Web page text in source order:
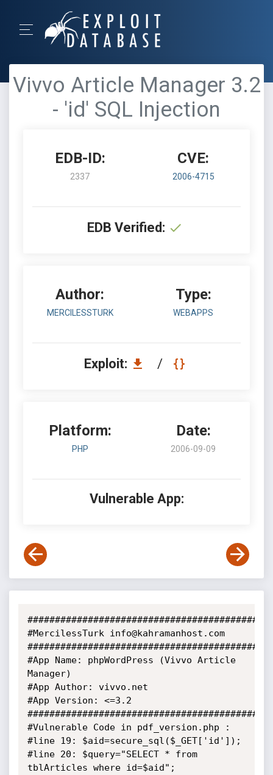
Vivvo Article Manager 3.2
- 'id' SQL Injection
EDB-ID:
2337
CVE:
2006-4715
EDB Verified:
Author:
MERCILESSTURK
Type:
WEBAPPS
Exploit: /
Platform:
PHP
Date:
2006-09-09
Vulnerable App:
#MercilessTurk info@kahramanhost.com
#App Name: phpWordPress (Vivvo Article
Manager)
#App Author: vivvo.net
#App Version: <=3.2
#Vulnerable Code in pdf_version.php :
#line 19: $aid=secure_sql($_GET['id']);
#line 20: $query="SELECT * from
tblArticles where id=$aid";